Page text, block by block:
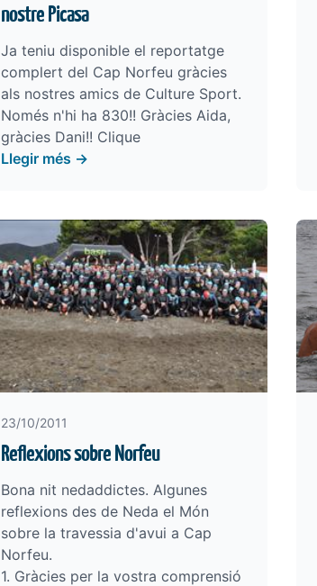
nostre Picasa
Ja teniu disponible el reportatge
complert del Cap Norfeu gràcies
als nostres amics de Culture Sport.
Només n'hi ha 830!! Gràcies Aida,
gràcies Dani!! Clique
Llegir més →
23/10/2011
Reflexions sobre Norfeu
Bona nit nedaddictes. Algunes
reflexions des de Neda el Món
sobre la travessia d'avui a Cap
Norfeu.
1. Gràcies per la vostra comprensió